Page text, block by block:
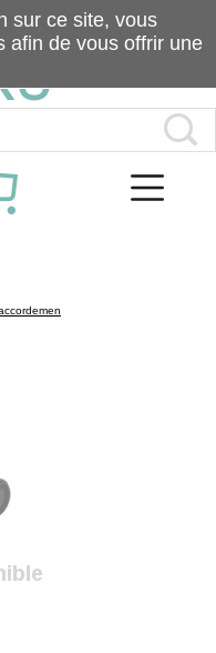
sur ce site, vous
afin de vous offrir une